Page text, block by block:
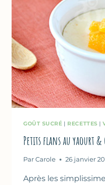
GOÛT SUCRÉ | RECETTES |
Petits flans au yaourt
Par Carole 26 janvier
Après les